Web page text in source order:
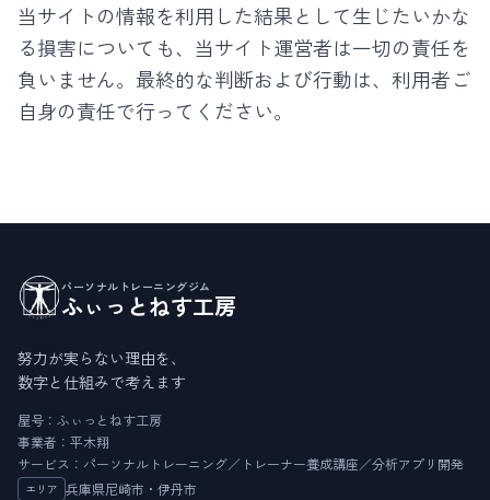
当サイトの情報を利用した結果として生じたいかな
る損害についても、当サイト運営者は一切の責任を
負いません。最終的な判断および行動は、利用者ご
自身の責任で行ってください。
パーソナルトレーニングジム
ふぃっとねす工房
努力が実らない理由を、
数字と仕組みで考えます
屋号：ふぃっとねす工房
事業者：平木翔
サービス：パーソナルトレーニング／トレーナー養成講座／分析アプリ開発
エリア 兵庫県尼崎市・伊丹市